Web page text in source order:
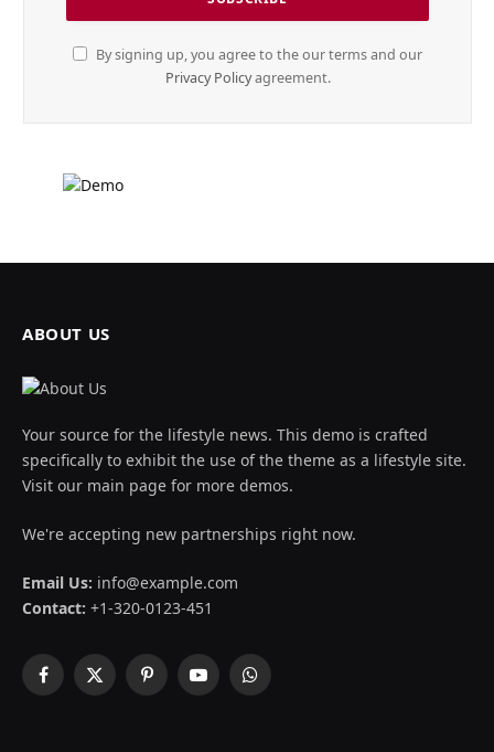
By signing up, you agree to the our terms and our
Privacy Policyagreement.
ABOUT US
Your source for the lifestyle news. This demo is crafted
specifically to exhibit the use of the theme as a lifestyle site.
Visit our main page for more demos.
We're accepting new partnerships right now.
Email Us: info@example.com
Contact: +1-320-0123-451
Facebook
X
PinterestYouTubeWhatsApp